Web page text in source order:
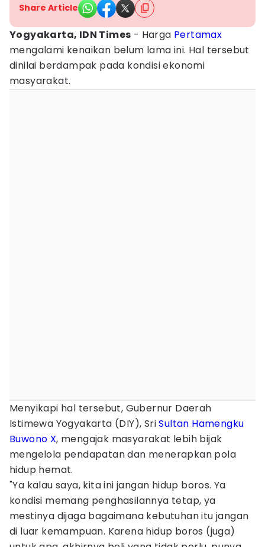
Share Article
Yogyakarta, IDN Times - Harga Pertamax
mengalami kenaikan belum lama ini. Hal tersebut
dinilai berdampak pada kondisi ekonomi
masyarakat.
Menyikapi hal tersebut, Gubernur Daerah
Istimewa Yogyakarta (DIY), SriSultan Hamengku
Buwono X, mengajak masyarakat lebih bijak
mengelola pendapatan dan menerapkan pola
hidup hemat.
"Ya kalau saya, kita ini jangan hidup boros. Ya
kondisi memang penghasilannya tetap, ya
mestinya dijaga bagaimana kebutuhan itu jangan
di luar kemampuan. Karena hidup boros (juga)